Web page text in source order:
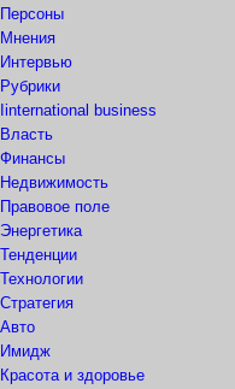
Персоны
Мнения
Интервью
Рубрики
Iinternational business
Власть
Финансы
Недвижимость
Правовое поле
Энергетика
Тенденции
Технологии
Стратегия
Авто
Имидж
Красота и здоровье